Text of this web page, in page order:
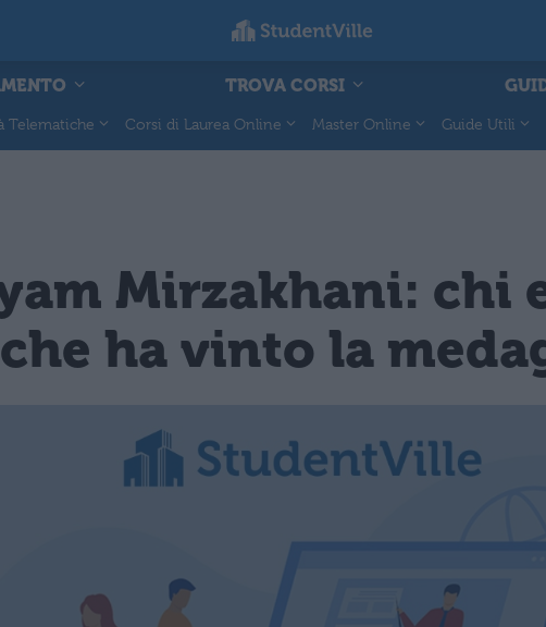
TROVA CORSI
Telematiche Corsi di Laurea Online Master Online Guide Utili
Mirzakhani: chi
ha vinto la